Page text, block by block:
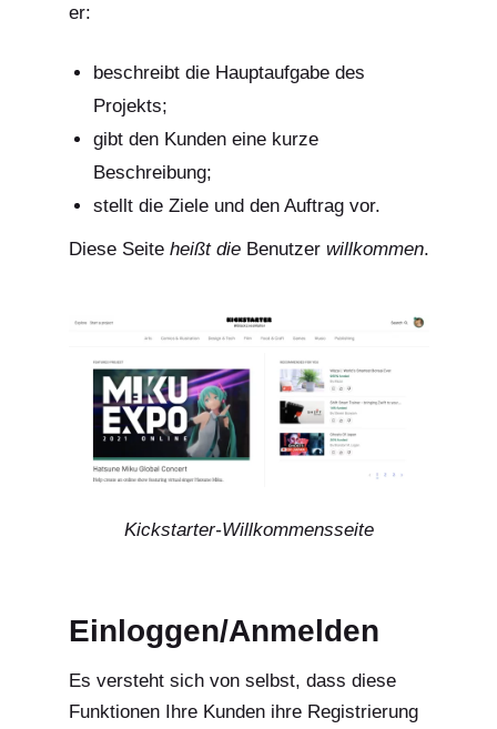
er:
beschreibt die Hauptaufgabe des
Projekts;
gibt den Kunden eine kurze
Beschreibung;
stellt die Ziele und den Auftrag vor.
Diese Seite heißt dieBenutzer willkommen.
Kickstarter-Willkommensseite
Einloggen/Anmelden
Es versteht sich von selbst, dass diese
Funktionen Ihre Kunden ihre Registrierung